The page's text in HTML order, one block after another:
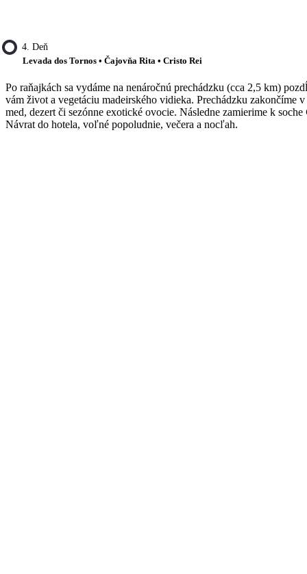
4. Deň
Levada dos Tornos • Čajovňa Rita • Cristo Rei
Po raňajkách sa vydáme na nenáročnú prechádzku (cca 2,5 km)
vám život a vegetáciu madeirského vidieka. Prechádzku zakončíme
med, dezert či sezónne exotické ovocie. Následne zamierime k soche
Návrat do hotela, voľné popoludnie, večera a nocľah.